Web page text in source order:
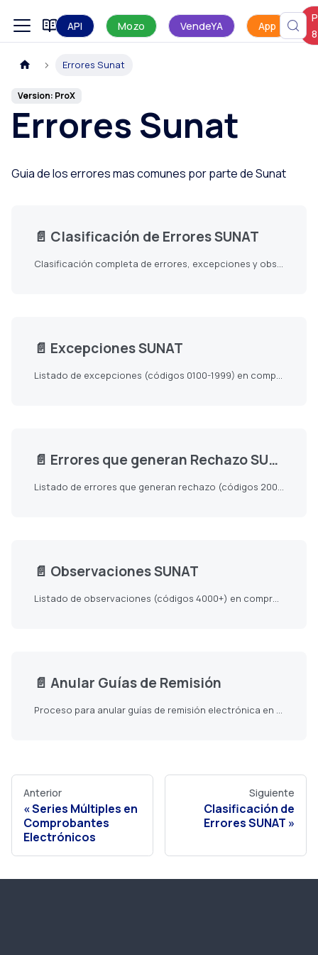
Manual de uso
API Mozo VendeYA App
8
Errores Sunat
Version: ProX
Errores Sunat
Guia de los errores mas comunes por parte de Sunat
📄️ Clasificación de Errores SUNAT
Clasificación completa de errores, excepciones y observaciones en comprobantes electrónicos SUNAT Perú.
📄️ Excepciones SUNAT
Listado de excepciones (códigos 0100-1999) en comprobantes electrónicos SUNAT Perú.
📄️ Errores que generan Rechazo SUNAT
Listado de errores que generan rechazo (códigos 2000-3999) en comprobantes electrónicos SUNAT Perú.
📄️ Observaciones SUNAT
Listado de observaciones (códigos 4000+) en comprobantes electrónicos SUNAT Perú.
📄️ Anular Guías de Remisión
Proceso para anular guías de remisión electrónica en SUNAT
Anterior
Series Múltiples en
Comprobantes
Electrónicos
Siguiente
Clasificación de
Errores SUNAT